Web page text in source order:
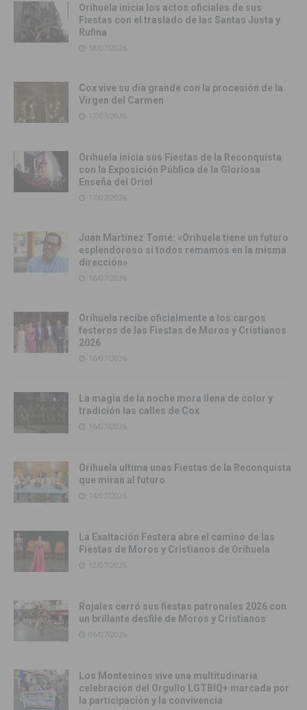
Orihuela inicia los actos oficiales de sus
Fiestas con el traslado de las Santas Justa y
Rufina
18/07/2026
Cox vive su día grande con la procesión de la
Virgen del Carmen
17/07/2026
Orihuela inicia sus Fiestas de la Reconquista
con la Exposición Pública de la Gloriosa
Enseña del Oriol
17/07/2026
Juan Martínez Tomé: «Orihuela tiene un futuro
esplendoroso si todos remamos en la misma
dirección»
16/07/2026
Orihuela recibe oficialmente a los cargos
festeros de las Fiestas de Moros y Cristianos
2026
16/07/2026
La magia de la noche mora llena de color y
tradición las calles de Cox
16/07/2026
Orihuela ultima unas Fiestas de la Reconquista
que miran al futuro
14/07/2026
La Exaltación Festera abre el camino de las
Fiestas de Moros y Cristianos de Orihuela
12/07/2026
Rojales cerró sus fiestas patronales 2026 con
un brillante desfile de Moros y Cristianos
06/07/2026
Los Montesinos vive una multitudinaria
celebración del Orgullo LGTBIQ+ marcada por
la participación y la convivencia